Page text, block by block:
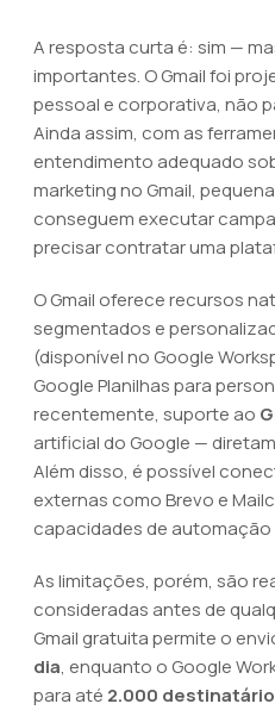
A resposta curta é: sim —
importantes. O Gmail foi
pessoal e corporativa, não
Ainda assim, com as
entendimento adequado
marketing no Gmail,
conseguem executar
precisar contratar uma
O Gmail oferece recursos
segmentados e
(disponível no Google
Google Planilhas para
recentemente, suporte ao
artificial do Google —
Além disso, é possível
externas como Brevo e
capacidades de
As limitações, porém, são
consideradas antes de
Gmail gratuita permite o
dia, enquanto o Google
para até 2.000